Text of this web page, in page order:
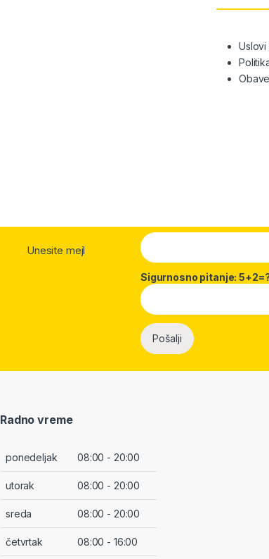
Uslovi
Unesite mejl
Sigurnosno pitanje:
Radno vreme
ponedeljak 08:00 - 20:00
utorak 08:00 - 20:00
sreda 08:00 - 20:00
četvrtak 08:00 - 16:00